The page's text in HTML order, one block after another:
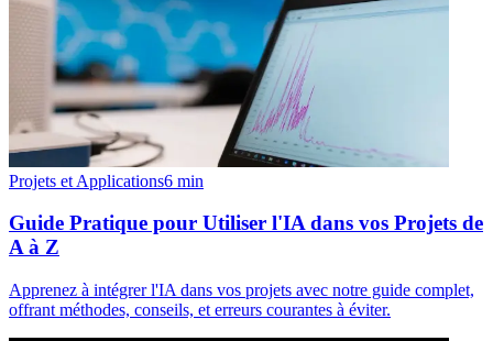
Projets et Applications6 min
Guide Pratique pour Utiliser l'IA dans vos Projets de
A à Z
Apprenez à intégrer l'IA dans vos projets avec notre guide complet,
offrant méthodes, conseils, et erreurs courantes à éviter.